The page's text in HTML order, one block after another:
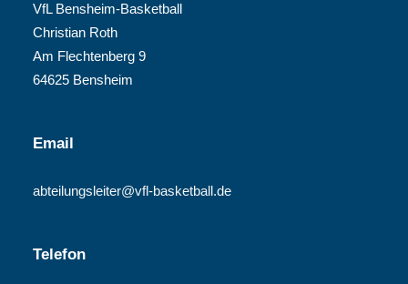
VfL Bensheim-Basketball
Christian Roth
Am Flechtenberg 9
64625 Bensheim
Email
abteilungsleiter@vfl-basketball.de
Telefon